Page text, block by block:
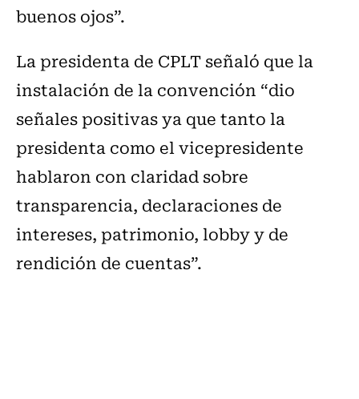
buenos ojos”.
La presidenta de CPLT señaló que la
instalación de la convención “dio
señales positivas ya que tanto la
presidenta como el vicepresidente
hablaron con claridad sobre
transparencia, declaraciones de
intereses, patrimonio, lobby y de
rendición de cuentas”.